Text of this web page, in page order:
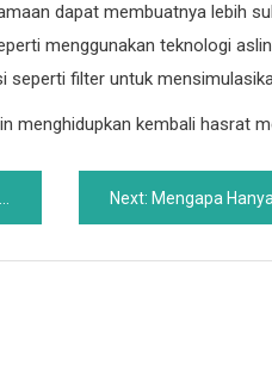
dapat membuatnya lebih
menggunakan teknologi
filter untuk
menghidupkan kembali hasrat
Next: Mengapa Hanya Satu